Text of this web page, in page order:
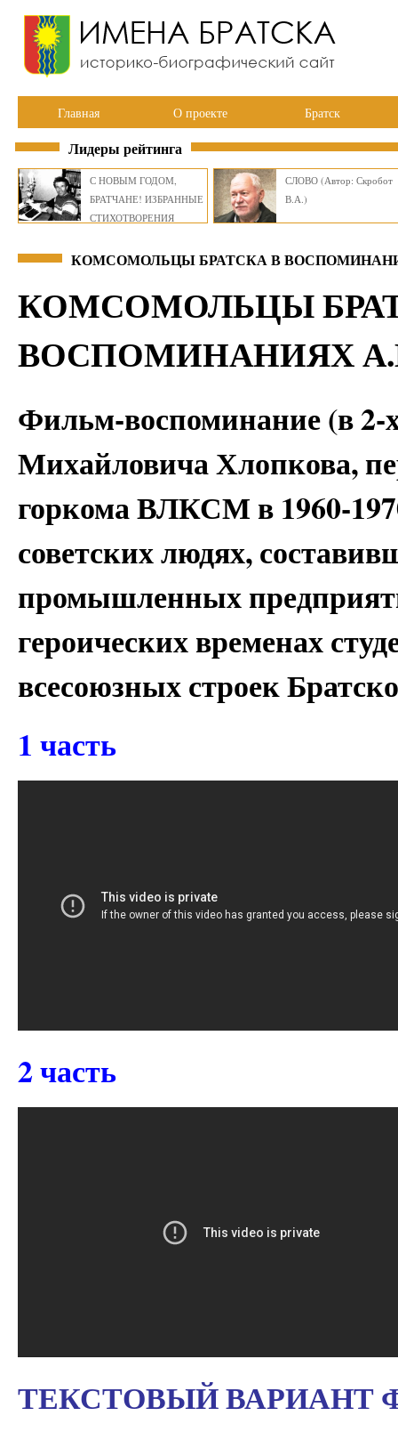
Главная О проекте Братск
Лидеры рейтинга
С НОВЫМ ГОДОМ,
БРАТЧАНЕ! ИЗБРАННЫЕ
СТИХОТВОРЕНИЯ
СЛОВО (Автор: Скробот
В.А.)
КОМСОМОЛЬЦЫ БРАТСКА В
КОМСОМОЛЬЦЫ
ВОСПОМИНАНИЯХ
Фильм-воспоминание (в 2-
Михайловича Хлопкова,
горкома ВЛКСМ в 1960-
советских людях,
промышленных
героических временах
всесоюзных строек
1 часть
2 часть
ТЕКСТОВЫЙ ВАРИАНТ